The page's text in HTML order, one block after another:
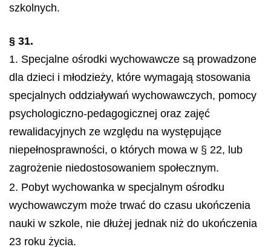
szkolnych.
§ 31.
1. Specjalne ośrodki wychowawcze są prowadzone
dla dzieci i młodzieży, które wymagają stosowania
specjalnych oddziaływań wychowawczych, pomocy
psychologiczno-pedagogicznej oraz zajęć
rewalidacyjnych ze względu na występujące
niepełnosprawności, o których mowa w § 22, lub
zagrożenie niedostosowaniem społecznym.
2. Pobyt wychowanka w specjalnym ośrodku
wychowawczym może trwać do czasu ukończenia
nauki w szkole, nie dłużej jednak niż do ukończenia
23 roku życia.